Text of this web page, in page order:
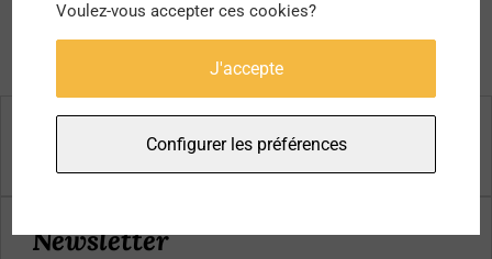
Newsletter
Voulez-vous accepter ces cookies?
J'accepte
Configurer les préférences